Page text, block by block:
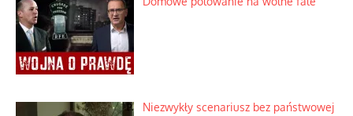
Niezwykły scenariusz bez państwowej